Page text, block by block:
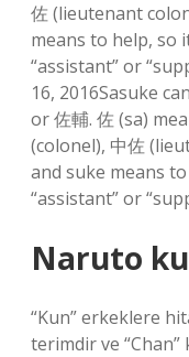
佐 (lieutenant
means to help, so
“assistant” or
16, 2016Sasuke
or 佐輔. 佐 (sa)
(colonel), 中佐
and suke means
“assistant” or
Naruto
“Kun” erkeklere
terimdir ve